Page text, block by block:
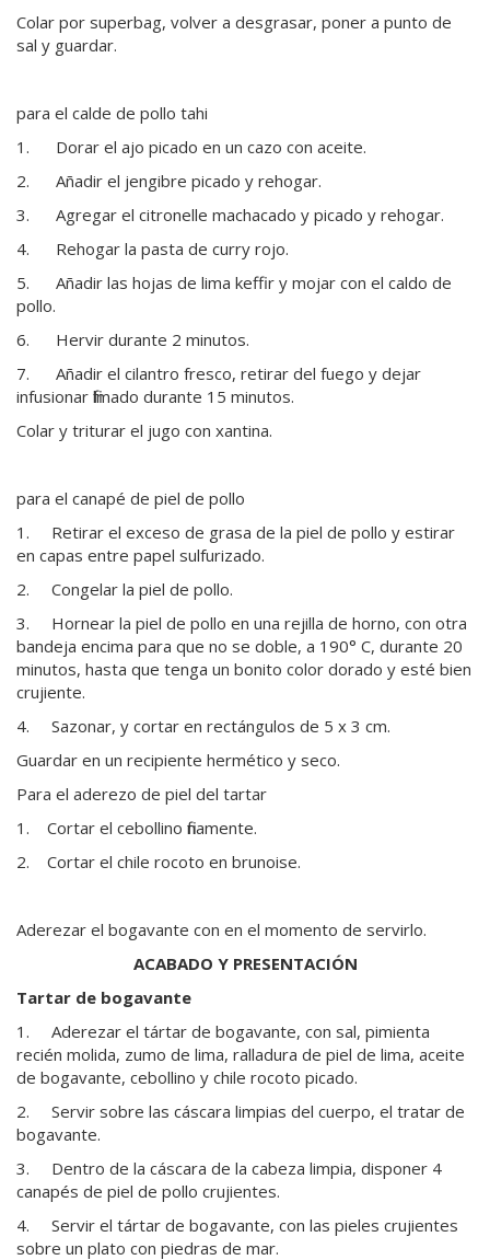
Colar por superbag, volver a desgrasar, poner a punto de
sal y guardar.
para el calde de pollo tahi
1. Dorar el ajo picado en un cazo con aceite.
2. Añadir el jengibre picado y rehogar.
3. Agregar el citronelle machacado y picado y rehogar.
4. Rehogar la pasta de curry rojo.
5. Añadir las hojas de lima keffir y mojar con el caldo de
pollo.
6. Hervir durante 2 minutos.
7. Añadir el cilantro fresco, retirar del fuego y dejar
infusionar filmado durante 15 minutos.
Colar y triturar el jugo con xantina.
para el canapé de piel de pollo
1. Retirar el exceso de grasa de la piel de pollo y estirar
en capas entre papel sulfurizado.
2. Congelar la piel de pollo.
3. Hornear la piel de pollo en una rejilla de horno, con otra
bandeja encima para que no se doble, a 190° C, durante 20
minutos, hasta que tenga un bonito color dorado y esté bien
crujiente.
4. Sazonar, y cortar en rectángulos de 5 x 3 cm.
Guardar en un recipiente hermético y seco.
Para el aderezo de piel del tartar
1. Cortar el cebollino finamente.
2. Cortar el chile rocoto en brunoise.
Aderezar el bogavante con en el momento de servirlo.
ACABADO Y PRESENTACIÓN
Tartar de bogavante
1. Aderezar el tártar de bogavante, con sal, pimienta
recién molida, zumo de lima, ralladura de piel de lima, aceite
de bogavante, cebollino y chile rocoto picado.
2. Servir sobre las cáscara limpias del cuerpo, el tratar de
bogavante.
3. Dentro de la cáscara de la cabeza limpia, disponer 4
canapés de piel de pollo crujientes.
4. Servir el tártar de bogavante, con las pieles crujientes
sobre un plato con piedras de mar.